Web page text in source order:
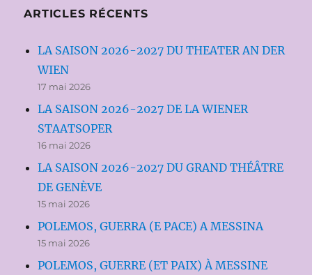
ARTICLES RÉCENTS
LA SAISON 2026-2027 DU THEATER AN DER
WIEN
17 mai 2026
LA SAISON 2026-2027 DE LA WIENER
STAATSOPER
16 mai 2026
LA SAISON 2026-2027 DU GRAND THÉÂTRE
DE GENÈVE
15 mai 2026
POLEMOS, GUERRA (E PACE) A MESSINA
15 mai 2026
POLEMOS, GUERRE (ET PAIX) À MESSINE